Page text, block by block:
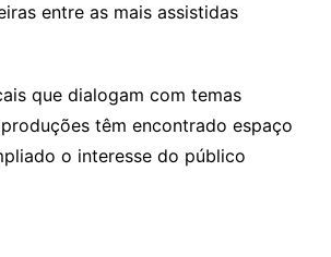
entre as mais assistidas
que dialogam com temas
têm encontrado espaço
o interesse do público